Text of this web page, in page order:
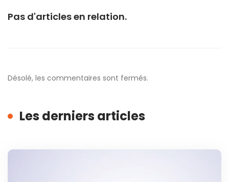
Pas d'articles en relation.
Désolé, les commentaires sont fermés.
Les derniers articles